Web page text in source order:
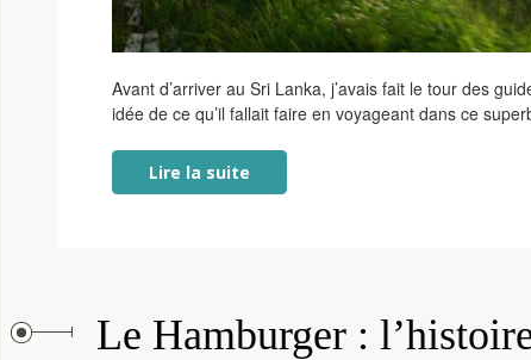
Avant d’arriver au Sri Lanka, j’avais fait le tour des
idée de ce qu’il fallait faire en voyageant dans ce
Lire la suite
Le Hamburger :